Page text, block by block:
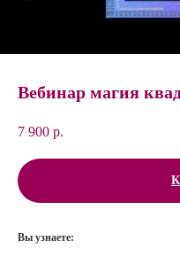
Вебинар магия
7 900 р.
Вы узнаете: